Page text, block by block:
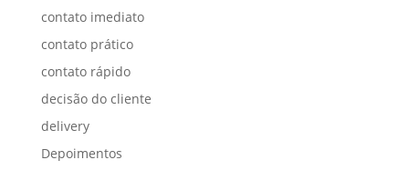
contato imediato
contato prático
contato rápido
decisão do cliente
delivery
Depoimentos